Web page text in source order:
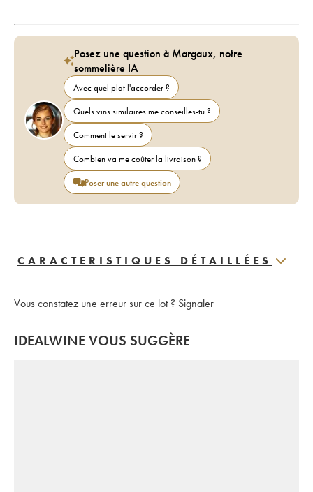
Posez une question à Margaux, notre
sommelière IA
Avec quel plat l'accorder ?
Quels vins similaires me conseilles-tu ?
Comment le servir ?
Combien va me coûter la livraison ?
Poser une autre question
CARACTERISTIQUES DÉTAILLÉES
Vous constatez une erreur sur ce lot ? Signaler
IDEALWINE VOUS SUGGÈRE